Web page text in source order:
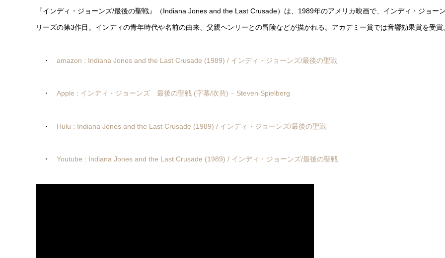
『インディ・ジョーンズ/最後の聖戦』（Indiana Jones and the Last Crusade）は、1989年のアメリカ映画で、インディ・ジョー
リーズの第3作目。インディの青年時代や名前の由来、父親ヘンリーとの冒険などが描かれる。アカデミー賞では音響効果賞を受賞
・ amazon : Indiana Jones and the Last Crusade (1989) / インディ・ジョーンズ/最後の聖戦
・ Apple : インディ・ジョーンズ 最後の聖戦 (字幕/吹替) – Steven Spielberg
・ Hulu : Indiana Jones and the Last Crusade (1989) / インディ・ジョーンズ/最後の聖戦
・ Youtube : Indiana Jones and the Last Crusade (1989) / インディ・ジョーンズ/最後の聖戦